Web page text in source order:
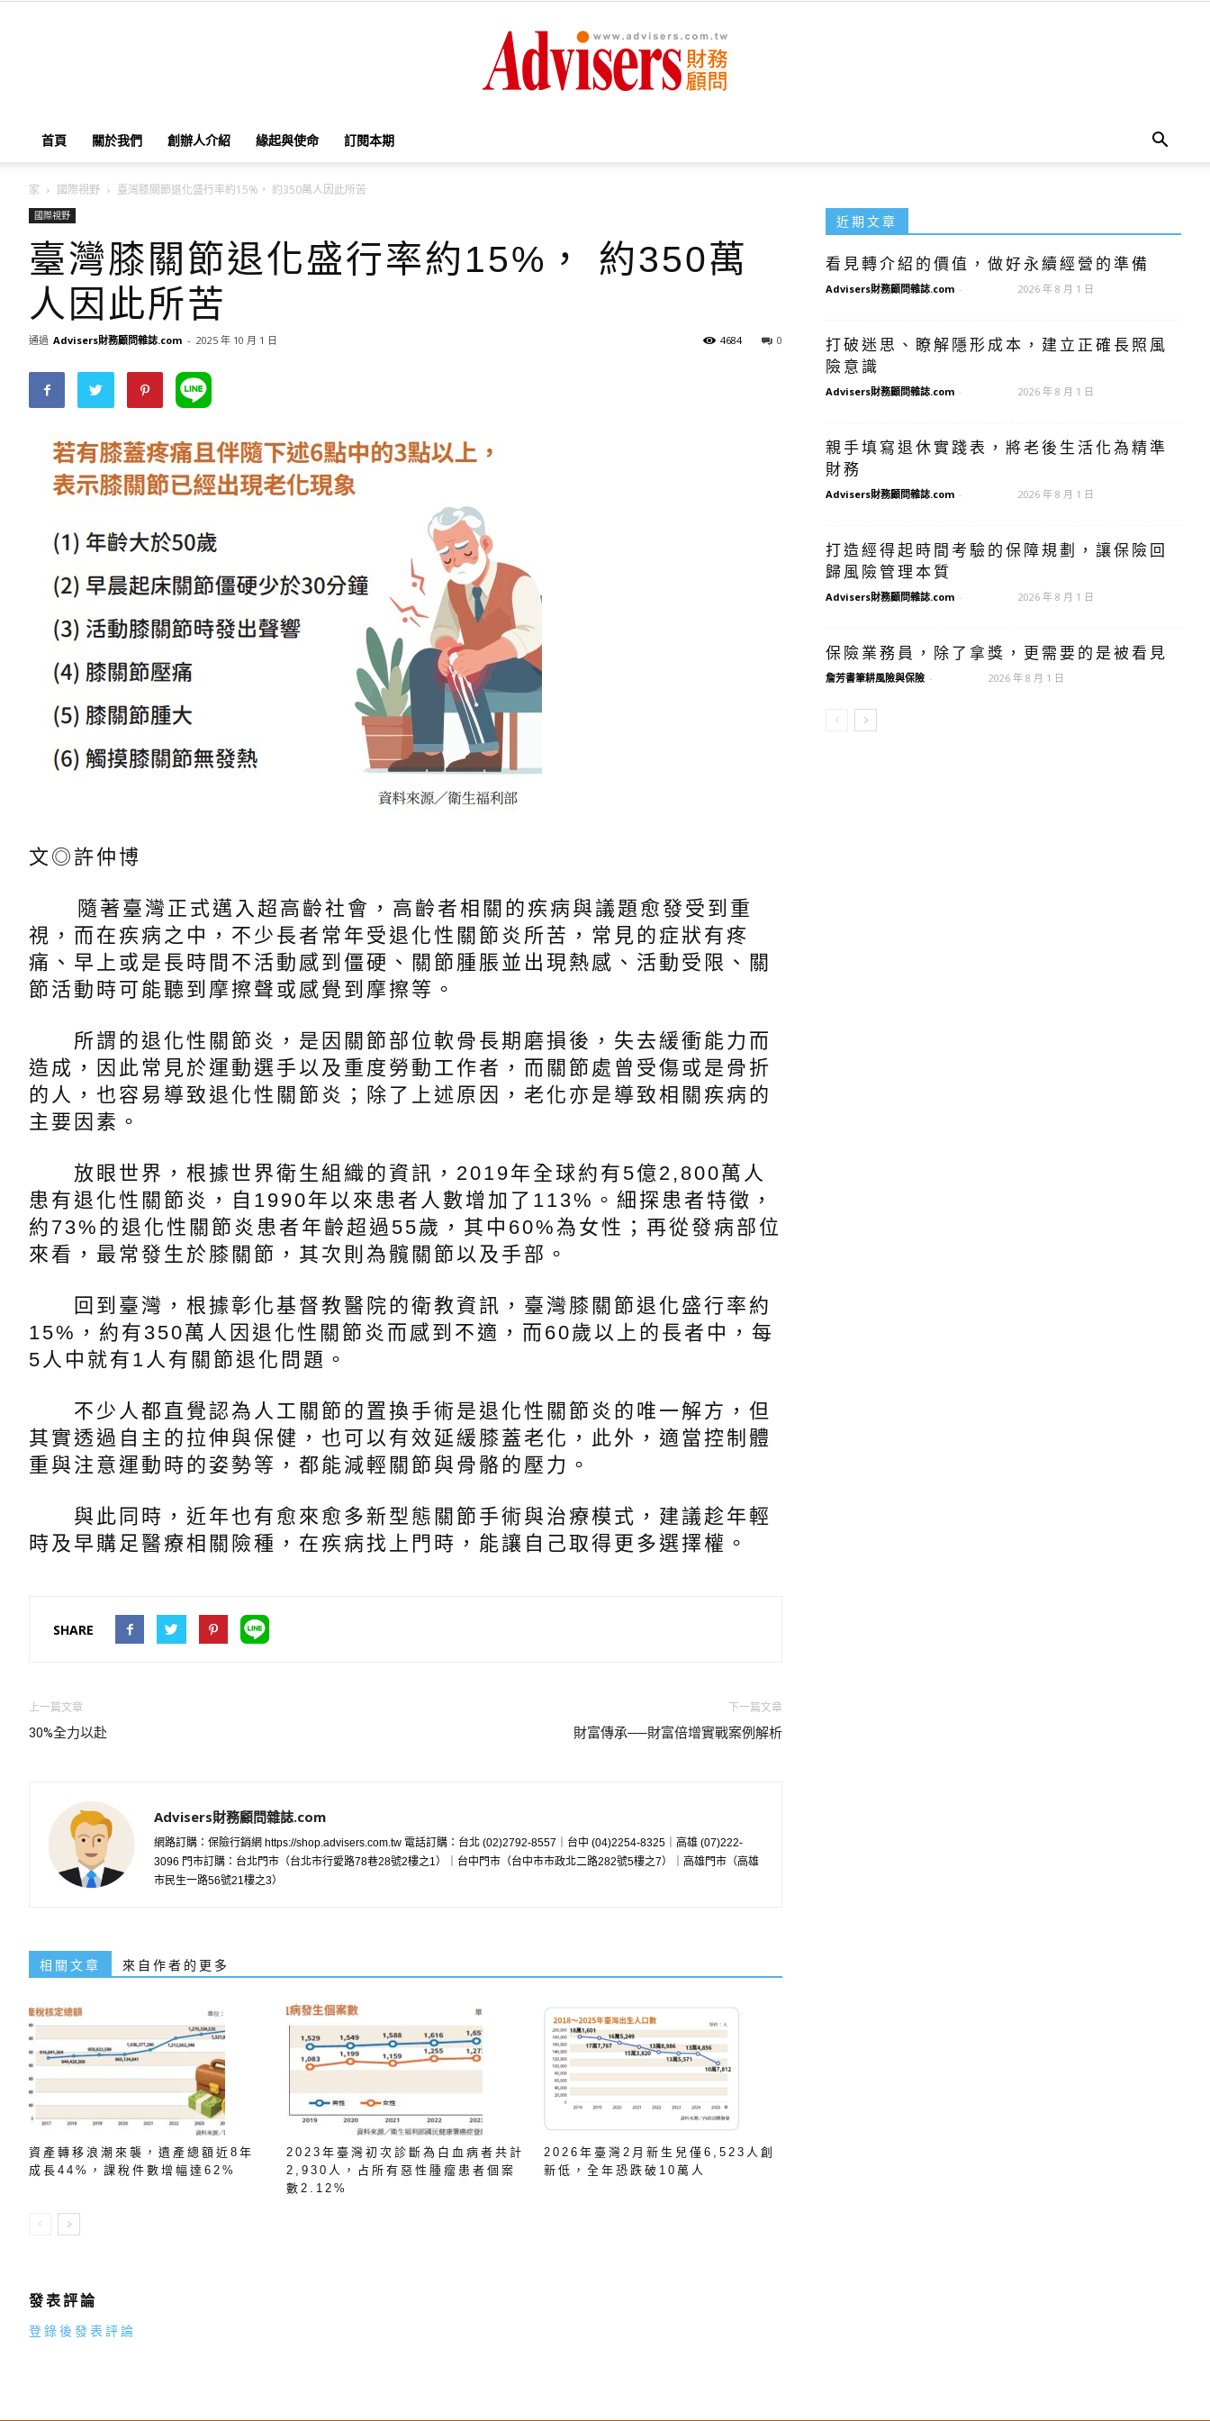
財
首頁 關於我們 創辦人介紹 緣起與使命 訂閱本期
家 國際視野 臺灣膝關節退化盛行率約15%， 約350萬人因此所苦
國際視野
臺灣膝關節退化盛行率約15%， 約350萬
人因此所苦
通過 Advisers財務顧問雜誌.com - 2025 年 10 月 1 日 0
4684
文◎許仲博
隨著臺灣正式邁入超高齡社會，高齡者相關的疾病與議題愈發受到重
視，而在疾病之中，不少長者常年受退化性關節炎所苦，常見的症狀有疼
痛、早上或是長時間不活動感到僵硬、關節腫脹並出現熱感、活動受限、關
節活動時可能聽到摩擦聲或感覺到摩擦等。
所謂的退化性關節炎，是因關節部位軟骨長期磨損後，失去緩衝能力而
造成，因此常見於運動選手以及重度勞動工作者，而關節處曾受傷或是骨折
的人，也容易導致退化性關節炎；除了上述原因，老化亦是導致相關疾病的
主要因素。
放眼世界，根據世界衛生組織的資訊，2019年全球約有5億2,800萬人
患有退化性關節炎，自1990年以來患者人數增加了113%。細探患者特徵，
約73%的退化性關節炎患者年齡超過55歲，其中60%為女性；再從發病部位
來看，最常發生於膝關節，其次則為髖關節以及手部。
回到臺灣，根據彰化基督教醫院的衛教資訊，臺灣膝關節退化盛行率約
15%，約有350萬人因退化性關節炎而感到不適，而60歲以上的長者中，每
5人中就有1人有關節退化問題。
不少人都直覺認為人工關節的置換手術是退化性關節炎的唯一解方，但
其實透過自主的拉伸與保健，也可以有效延緩膝蓋老化，此外，適當控制體
重與注意運動時的姿勢等，都能減輕關節與骨骼的壓力。
與此同時，近年也有愈來愈多新型態關節手術與治療模式，建議趁年輕
時及早購足醫療相關險種，在疾病找上門時，能讓自己取得更多選擇權。
SHARE
上一篇文章
30%全力以赴
下一篇文章
財富傳承──財富倍增實戰案例解析
Advisers財務顧問雜誌.com
網路訂購：保險行銷網 https://shop.advisers.com.tw 電話訂購：台北 (02)2792-8557｜台中 (04)2254-8325｜高雄 (07)222-
3096 門市訂購：台北門市（台北市行愛路78巷28號2樓之1）｜台中門市（台中市市政北二路282號5樓之7）｜高雄門市（高雄
市民生一路56號21樓之3）
相關文章 來自作者的更多
資產轉移浪潮來襲，遺產總額近8年
成長44%，課稅件數增幅達62%
2023年臺灣初次診斷為白血病者共計
2,930人，占所有惡性腫瘤患者個案
數2.12%
2026年臺灣2月新生兒僅6,523人創
新低，全年恐跌破10萬人
發表評論
登錄後發表評論
近期文章
看見轉介紹的價值，做好永續經營的準備
Advisers財務顧問雜誌.com - 2026 年 8 月 1 日
打破迷思、瞭解隱形成本，建立正確長照風
險意識
Advisers財務顧問雜誌.com - 2026 年 8 月 1 日
親手填寫退休實踐表，將老後生活化為精準
財務
Advisers財務顧問雜誌.com - 2026 年 8 月 1 日
打造經得起時間考驗的保障規劃，讓保險回
歸風險管理本質
Advisers財務顧問雜誌.com - 2026 年 8 月 1 日
保險業務員，除了拿獎，更需要的是被看見
詹芳書筆耕風險與保險 - 2026 年 8 月 1 日